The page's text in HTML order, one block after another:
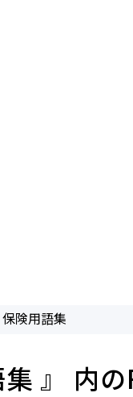
保険用語集
集 』 内